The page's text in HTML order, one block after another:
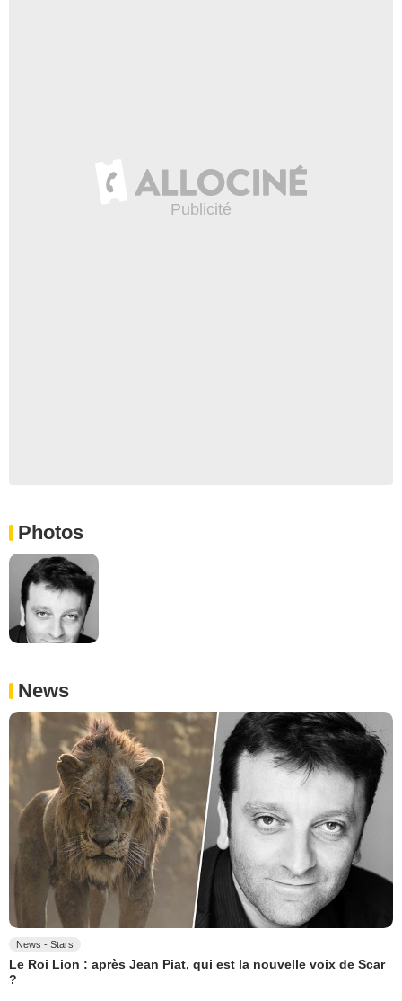
Photos
News
News - Stars
Le Roi Lion : après Jean Piat, qui est la nouvelle voix de Scar
?